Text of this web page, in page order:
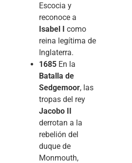
Escocia y
reconoce a
Isabel I como
reina legítima de
Inglaterra.
1685 En la
Batalla de
Sedgemoor, las
tropas del rey
Jacobo II
derrotan a la
rebelión del
duque de
Monmouth,